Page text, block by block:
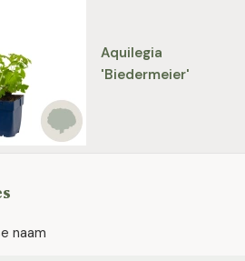
Aquilegia
'Biedermeier'
naam